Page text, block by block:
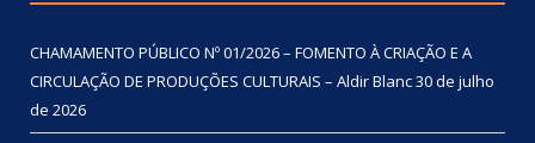
CHAMAMENTO PÚBLICO Nº 01/2026 – FOMENTO À CRIAÇÃO E A
CIRCULAÇÃO DE PRODUÇÕES CULTURAIS – Aldir Blanc30 de julho
de 2026